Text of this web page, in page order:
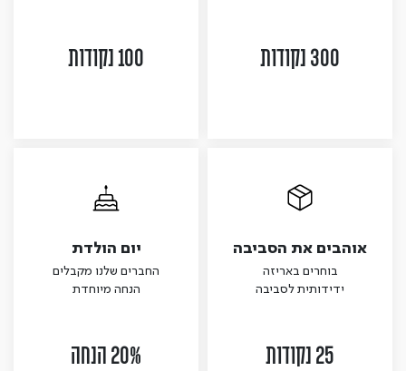
300 נקודות 100 נקודות
אוהבים את הסביבה
בוחרים באריזה
ידידותית לסביבה
25 נקודות
יום הולדת
החברים שלנו מקבלים
הנחה מיוחדת
20% הנחה